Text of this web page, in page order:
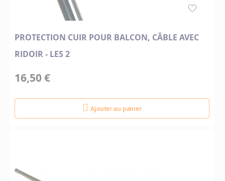
PROTECTION CUIR POUR BALCON, CÂBLE AVEC
RIDOIR - LES 2
16,50 €
Ajouter au panier